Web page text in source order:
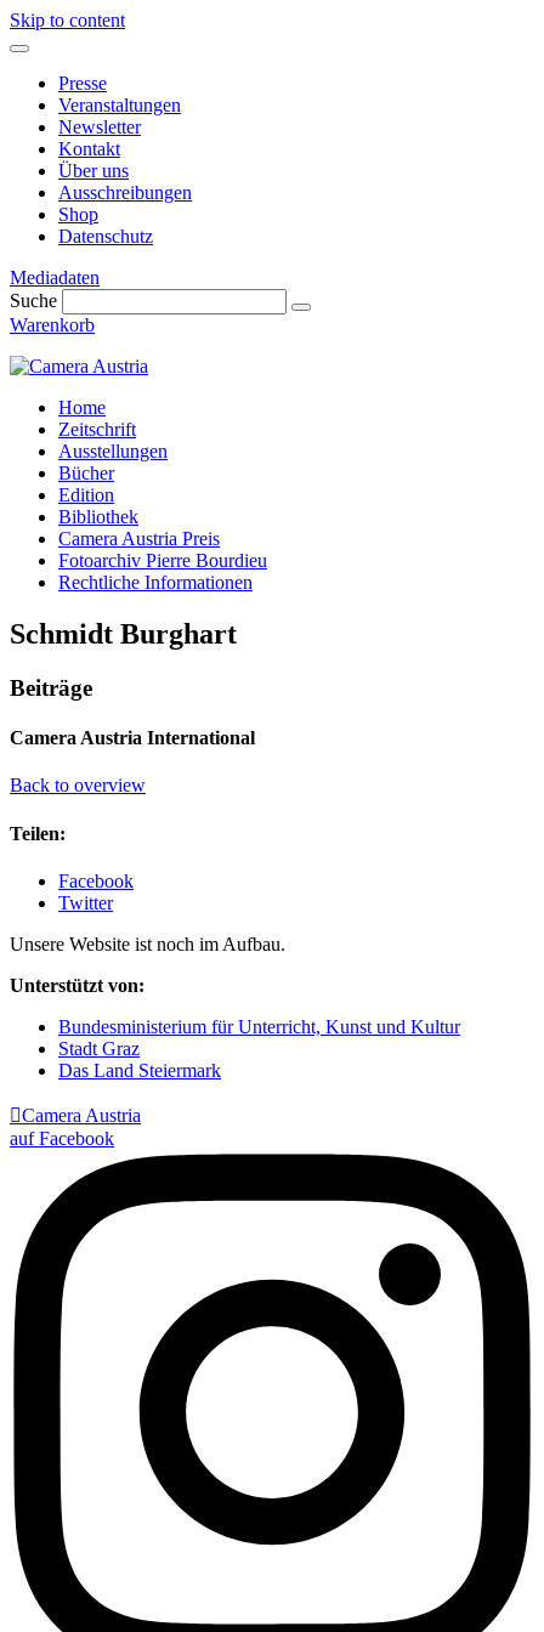
Skip to content
Presse
Veranstaltungen
Newsletter
Kontakt
Über uns
Ausschreibungen
Shop
Datenschutz
Mediadaten
Suche
Warenkorb
Home
Zeitschrift
Ausstellungen
Bücher
Edition
Bibliothek
Camera Austria Preis
Fotoarchiv Pierre Bourdieu
Rechtliche Informationen
Schmidt Burghart
Beiträge
Camera Austria International
Back to overview
Teilen:
Facebook
Twitter
Unsere Website ist noch im Aufbau.
Unterstützt von:
Bundesministerium für Unterricht, Kunst und Kultur
Stadt Graz
Das Land Steiermark
Camera Austria
auf Facebook